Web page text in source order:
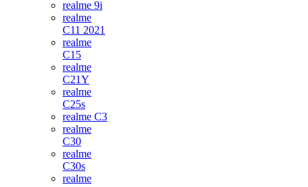
realme 9i
realme
C11 2021
realme
C15
realme
C21Y
realme
C25s
realme C3
realme
C30
realme
C30s
realme